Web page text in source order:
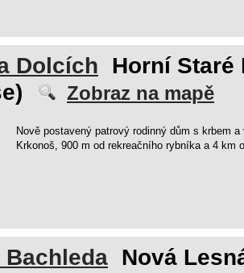
Dolcích
Horní Staré
Zobraz na mapě
Nově postavený patrový rodinný dům s krbem a
Krkonoš, 900 m od rekreačního rybníka a 4 km
Bachleda Nová